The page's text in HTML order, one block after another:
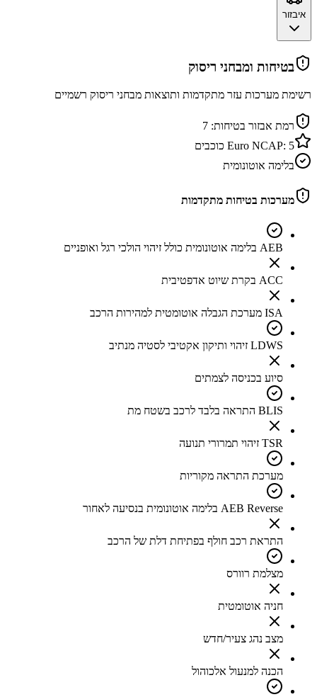
איבזור
בטיחות ומבחני ריסוק
רשימת מערכות עזר מתקדמות ותוצאות מבחני ריסוק רשמיים
רמת אבזור בטיחות: 7
Euro NCAP: 5
כוכבים
בלימה אוטונומית
מערכות בטיחות מתקדמות
AEB בלימה אוטונומית כולל זיהוי הולכי רגל ואופניים
ACC בקרת שיוט אדפטיבית
ISA מערכת הגבלה אוטומטית למהירות הרכב
LDWS זיהוי ותיקון אקטיבי לסטיה מנתיב
סיוע בכניסה לצמתים
BLIS התראה בלבד לרכב בשטח מת
TSR זיהוי תמרורי תנועה
מערכת התראה מקוריות
AEB Reverse בלימה אוטונומית בנסיעה לאחור
התראת רכב חולף בפתיחת דלת של הרכב
מצלמת רוורס
חניה אוטומטית
מצב נהג צעיר/חדש
הכנה למנעול אלכוהול